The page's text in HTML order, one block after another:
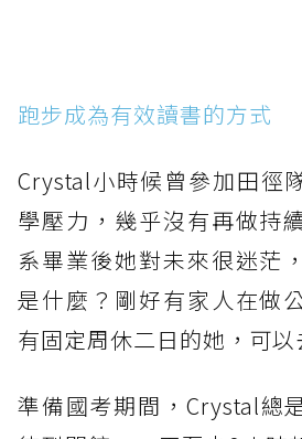
跑步成為有效讀書的方式
Crystal小時候曾參加田徑
學壓力，幾乎沒有再做持
系畢業後她對未來很迷茫
是什麼？剛好有家人在做
有固定周休二日的她，可以
準備國考期間，Crystal總